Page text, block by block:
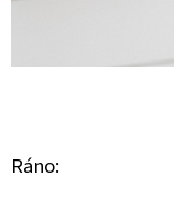
Ráno: